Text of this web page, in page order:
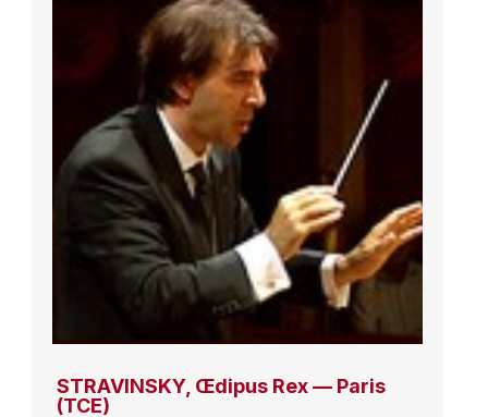
STRAVINSKY, Œdipus Rex — Paris
(TCE)